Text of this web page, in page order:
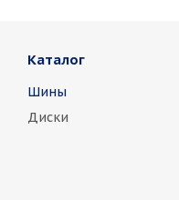
Каталог
Шины
Диски